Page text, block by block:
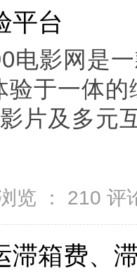
平台
电影网是
验于一体
片及多元
览 ： 210 评
滞箱费、